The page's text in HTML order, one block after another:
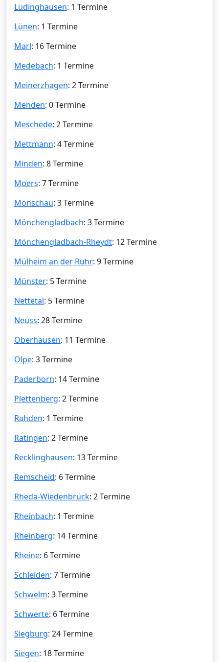
Lüdinghausen: 1 Termine
Lünen: 1 Termine
Marl: 16 Termine
Medebach: 1 Termine
Meinerzhagen: 2 Termine
Menden: 0 Termine
Meschede: 2 Termine
Mettmann: 4 Termine
Minden: 8 Termine
Moers: 7 Termine
Monschau: 3 Termine
Mönchengladbach: 3 Termine
Mönchengladbach-Rheydt: 12 Termine
Mülheim an der Ruhr: 9 Termine
Münster: 5 Termine
Nettetal: 5 Termine
Neuss: 28 Termine
Oberhausen: 11 Termine
Olpe: 3 Termine
Paderborn: 14 Termine
Plettenberg: 2 Termine
Rahden: 1 Termine
Ratingen: 2 Termine
Recklinghausen: 13 Termine
Remscheid: 6 Termine
Rheda-Wiedenbrück: 2 Termine
Rheinbach: 1 Termine
Rheinberg: 14 Termine
Rheine: 6 Termine
Schleiden: 7 Termine
Schwelm: 3 Termine
Schwerte: 6 Termine
Siegburg: 24 Termine
Siegen: 18 Termine